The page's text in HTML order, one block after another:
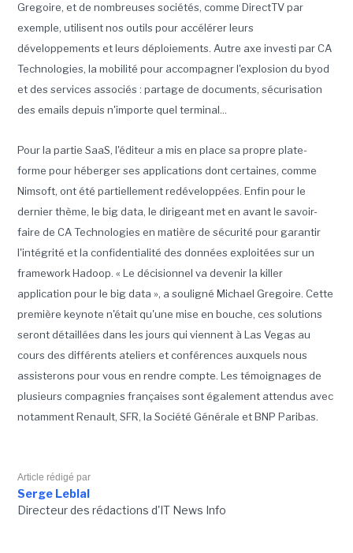
Gregoire, et de nombreuses sociétés, comme DirectTV par
exemple, utilisent nos outils pour accélérer leurs
développements et leurs déploiements. Autre axe investi par CA
Technologies, la mobilité pour accompagner l'explosion du byod
et des services associés : partage de documents, sécurisation
des emails depuis n'importe quel terminal...
Pour la partie SaaS, l'éditeur a mis en place sa propre plate-
forme pour héberger ses applications dont certaines, comme
Nimsoft, ont été partiellement redéveloppées. Enfin pour le
dernier thème, le big data, le dirigeant met en avant le savoir-
faire de CA Technologies en matière de sécurité pour garantir
l'intégrité et la confidentialité des données exploitées sur un
framework Hadoop. « Le décisionnel va devenir la killer
application pour le big data », a souligné Michael Gregoire. Cette
première keynote n'était qu'une mise en bouche, ces solutions
seront détaillées dans les jours qui viennent à Las Vegas au
cours des différents ateliers et conférences auxquels nous
assisterons pour vous en rendre compte. Les témoignages de
plusieurs compagnies françaises sont également attendus avec
notamment Renault, SFR, la Société Générale et BNP Paribas.
Article rédigé par
Serge Leblal
Directeur des rédactions d'IT News Info